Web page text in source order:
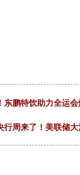
鹏特饮助力全运
行周来了！美联储